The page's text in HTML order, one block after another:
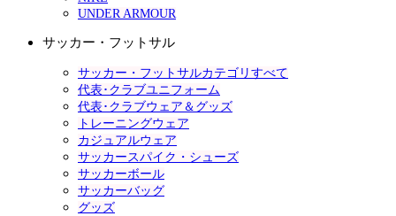
UNDER ARMOUR
サッカー・フットサル
サッカー・フットサルカテゴリすべて
代表･クラブユニフォーム
代表･クラブウェア＆グッズ
トレーニングウェア
カジュアルウェア
サッカースパイク・シューズ
サッカーボール
サッカーバッグ
グッズ